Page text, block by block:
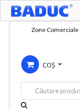
Compania
Servicii
Productie
Zone Comerciale
COȘ